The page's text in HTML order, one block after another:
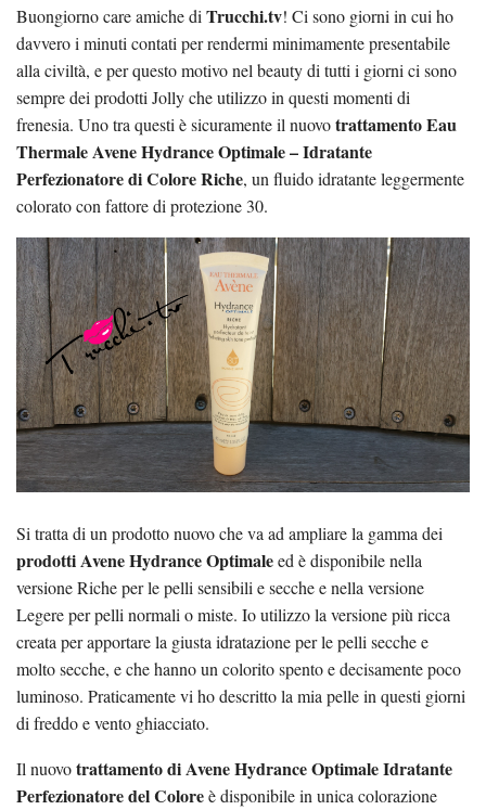
Buongiorno care amiche di Trucchi.tv! Ci sono giorni in cui ho
davvero i minuti contati per rendermi minimamente presentabile
alla civiltà, e per questo motivo nel beauty di tutti i giorni ci sono
sempre dei prodotti Jolly che utilizzo in questi momenti di
frenesia. Uno tra questi è sicuramente il nuovotrattamento Eau
Thermale Avene Hydrance Optimale – Idratante
Perfezionatore di Colore Riche, un fluido idratante leggermente
colorato con fattore di protezione 30.
Si tratta di un prodotto nuovo che va ad ampliare la gamma dei
prodotti Avene Hydrance Optimaleed è disponibile nella
versione Riche per le pelli sensibili e secche e nella versione
Legere per pelli normali o miste. Io utilizzo la versione più ricca
creata per apportare la giusta idratazione per le pelli secche e
molto secche, e che hanno un colorito spento e decisamente poco
luminoso. Praticamente vi ho descritto la mia pelle in questi giorni
di freddo e vento ghiacciato.
Il nuovotrattamento di Avene Hydrance Optimale Idratante
Perfezionatore del Coloreè disponibile in unica colorazione